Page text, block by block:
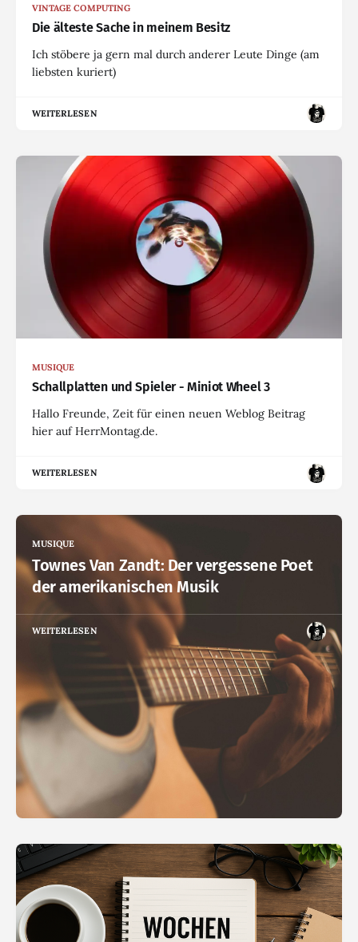
VINTAGE COMPUTING
Die älteste Sache in meinem Besitz
Ich stöbere ja gern mal durch anderer Leute Dinge (am
liebsten kuriert)
WEITERLESEN
MUSIQUE
Schallplatten und Spieler - Miniot Wheel 3
Hallo Freunde, Zeit für einen neuen Weblog Beitrag
hier auf HerrMontag.de.
WEITERLESEN
MUSIQUE
Townes Van Zandt: Der vergessene Poet
der amerikanischen Musik
WEITERLESEN